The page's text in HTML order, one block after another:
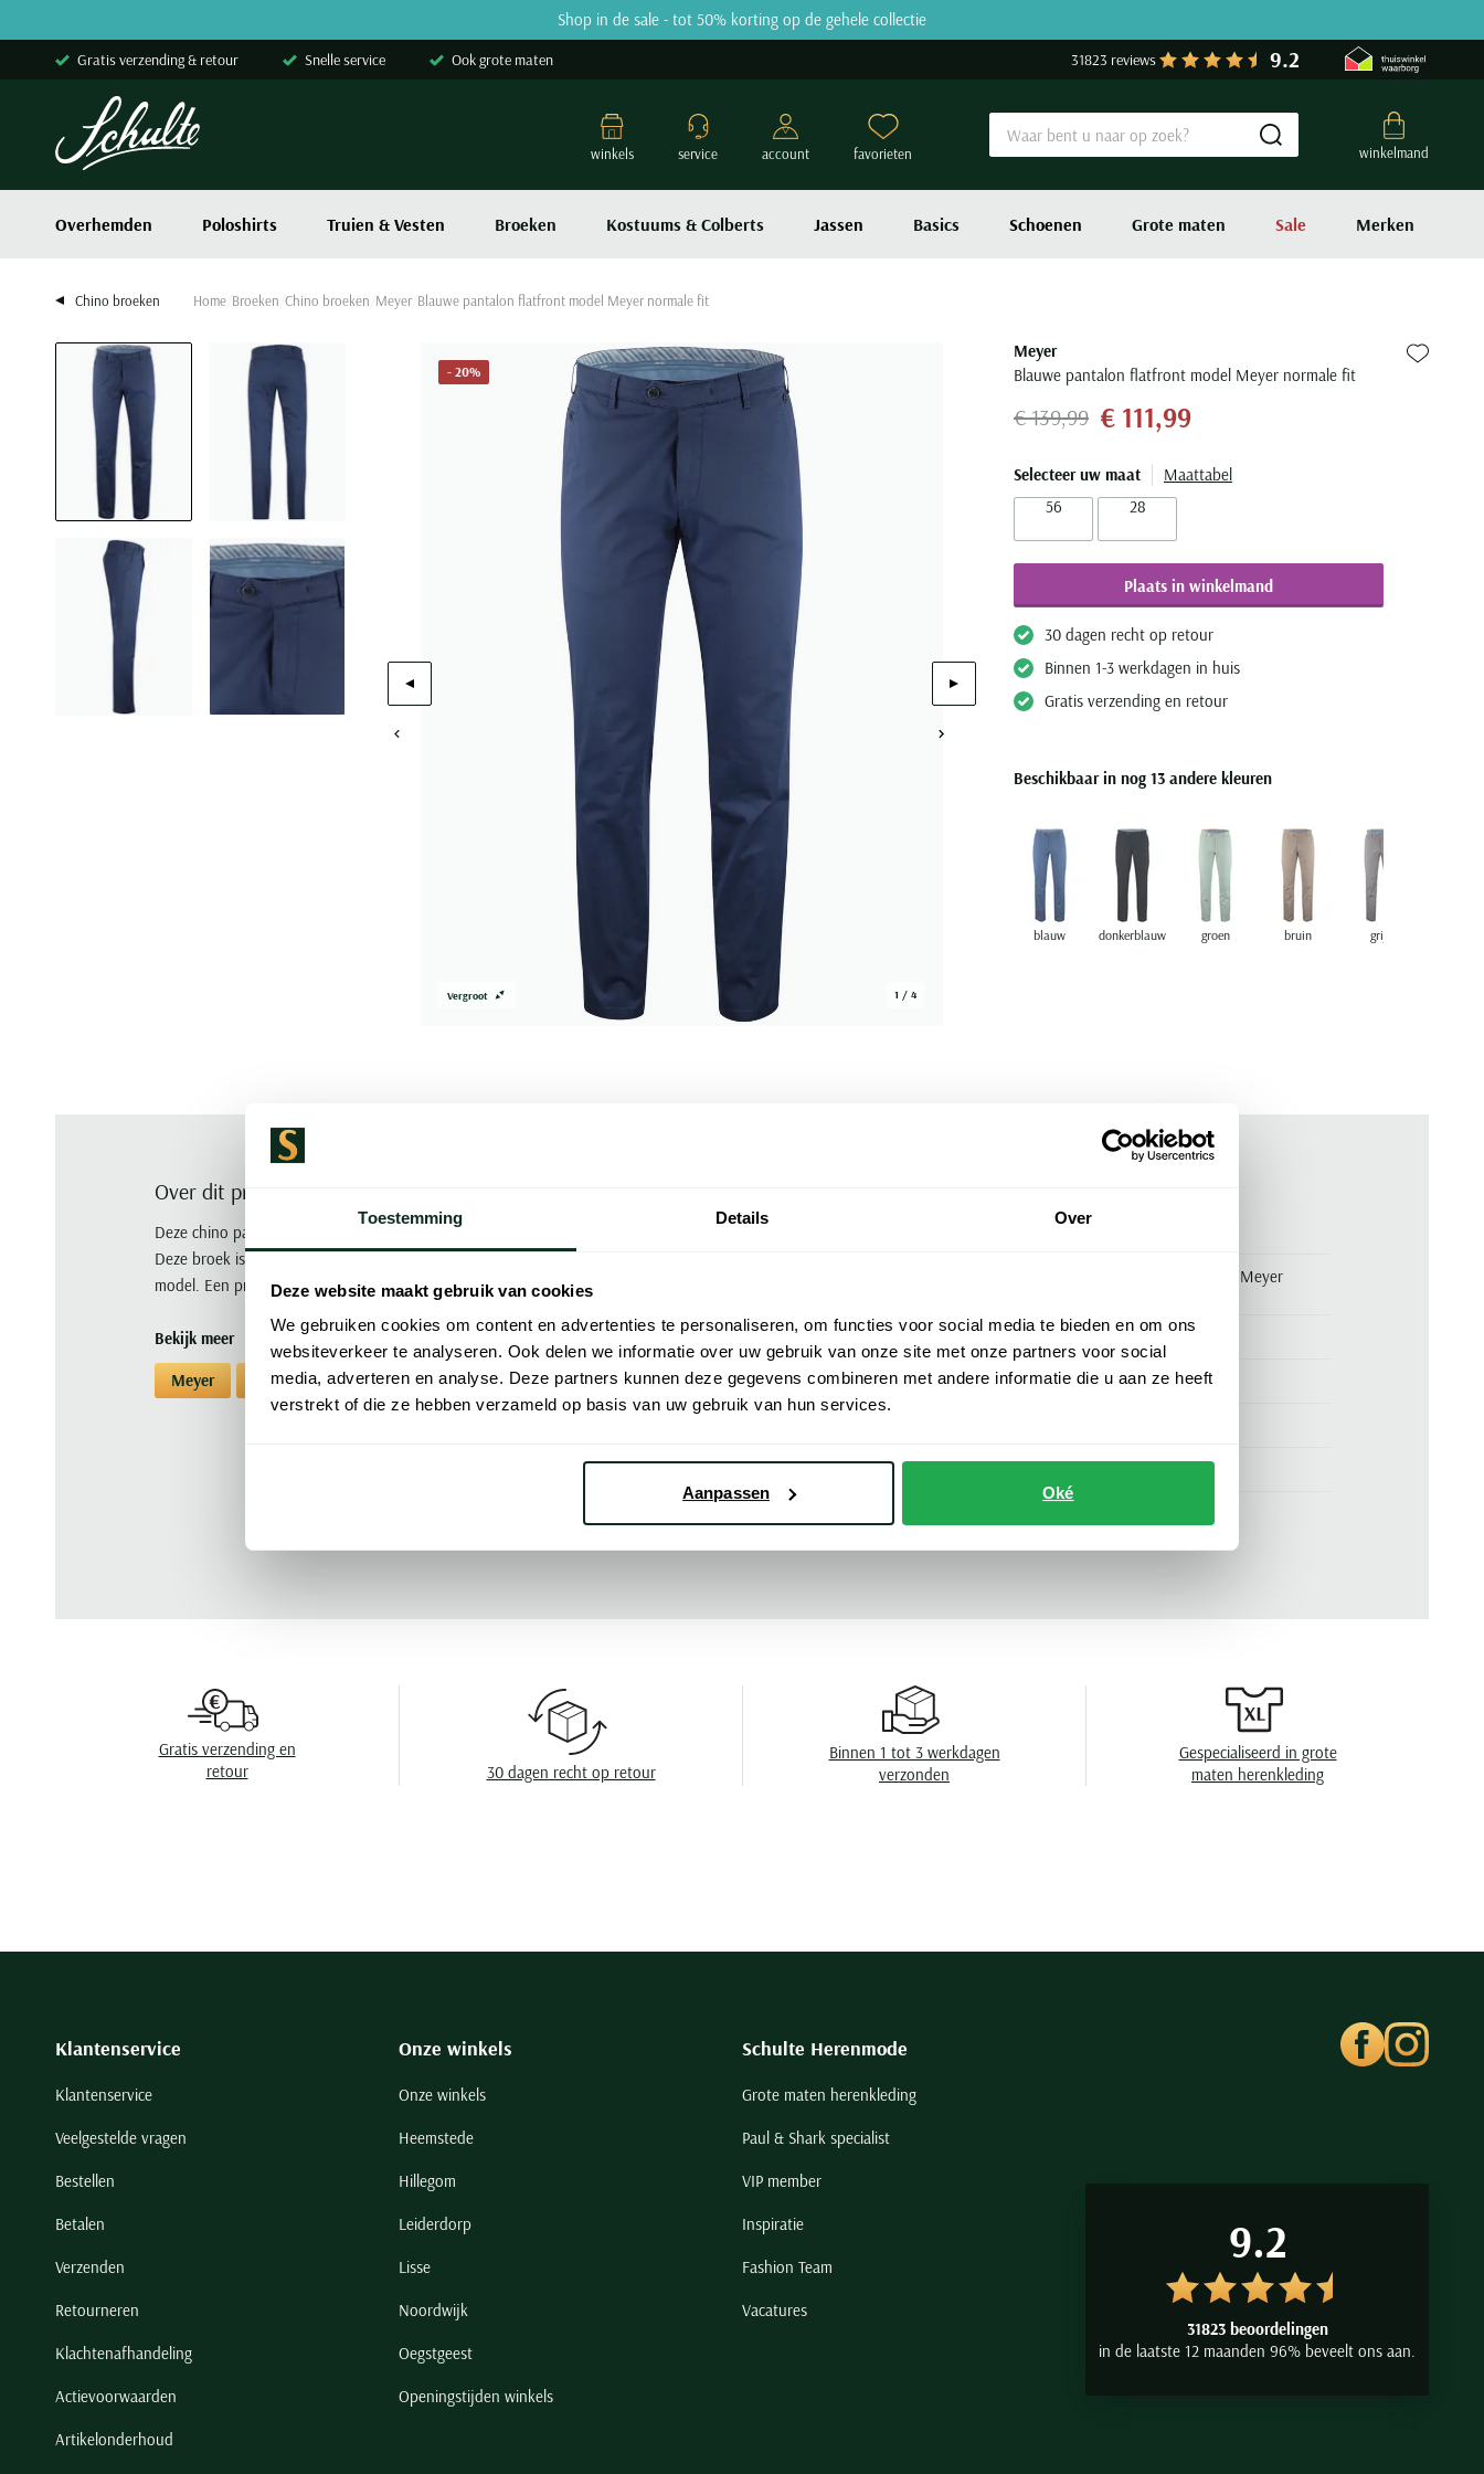
Toestemming Details Over
Deze website maakt gebruik van cookies
We gebruiken cookies om content en advertenties te personaliseren, om functies voor social media te bieden en om ons
websiteverkeer te analyseren. Ook delen we informatie over uw gebruik van onze site met onze partners voor social
media, adverteren en analyse. Deze partners kunnen deze gegevens combineren met andere informatie die u aan ze heeft
verstrekt of die ze hebben verzameld op basis van uw gebruik van hun services.
Aanpassen Oké
Shop in de sale - tot 50% korting op de gehele collectie
Gratis verzending & retour Snelle service Ook grote maten 31823 reviews 9.2
winkelmand
Submit search
Overhemden Poloshirts Truien & Vesten Broeken Kostuums & Colberts Jassen Basics Schoenen Grote maten Sale Merken
winkels service account favorieten
Chino broeken Home Broeken Chino broeken Meyer Blauwe pantalon flatfront model Meyer normale fit
Vergroot 1 / 4
- 20%
Meyer
Blauwe pantalon flatfront model Meyer normale fit
Zet bij
€ 139,99 € 111,99
Selecteer uw maat
Maattabel
56
28
Plaats in winkelmand
30 dagen recht op retour
Binnen 1-3 werkdagen in huis
Gratis verzending en retour
Beschikbaar in nog 13 andere kleuren
blauw donkerblauw groen bruin grijs
Over dit product
Deze chino pantalon van Meyer uit de Bonn-lijn heeft een normale fit en is effen uitgevoerd.
Deze broek is gemaakt van katoen met 96% katoen en 4% elastaan en heeft een flatfront
model. Een prachtige keuze voor een dag waarop je er verzorgd uit wilt zien.
Bekijk meer
Meyer Chino broeken Chino broeken Meyer
Blauwe pantalon flatfront model Meyer
Merk Meyer
Materiaal 96% katoen en 4% elastaan
Kleur
Model flatfront model
Wasvoorschriften 40°C was, toegestaan voor de droger, strijken
op middelhoge temperatuur, chemish reinigen
Gratis verzending en
retour
30 dagen recht op retour
Binnen 1 tot 3 werkdagen
verzonden
Gespecialiseerd in grote
maten herenkleding
Klantenservice
Klantenservice
Veelgestelde vragen
Bestellen
Betalen
Verzenden
Retourneren
Klachtenafhandeling
Actievoorwaarden
Artikelonderhoud
Onze winkels
Onze winkels
Heemstede
Hillegom
Leiderdorp
Lisse
Noordwijk
Oegstgeest
Openingstijden winkels
Schulte Herenmode
Grote maten herenkleding
Paul & Shark specialist
VIP member
Inspiratie
Fashion Team
Vacatures
9.2
31823 beoordelingen
in de laatste 12 maanden 96% beveelt ons aan.